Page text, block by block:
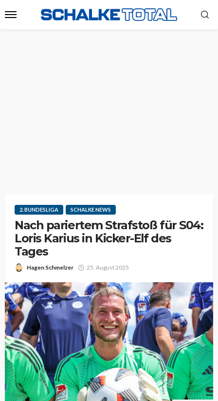
2. BUNDESLIGA SCHALKE NEWS
Nach pariertem Strafstoß für S04:
Loris Karius in Kicker-Elf des
Tages
Hagen Schmelzer 25. August 2025